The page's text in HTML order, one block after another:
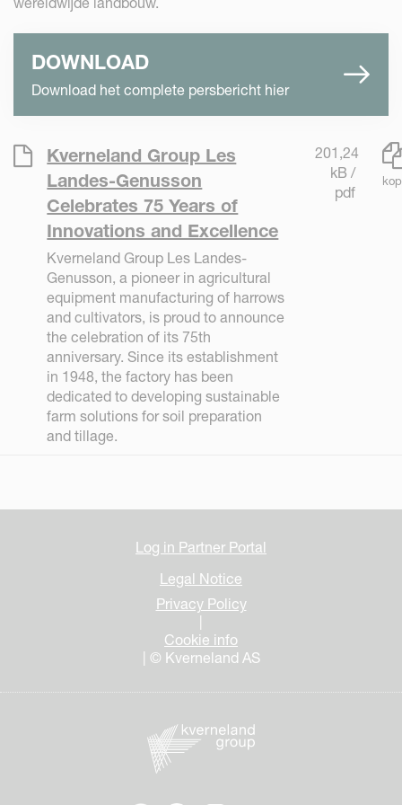
DOWNLOAD
Download het complete persbericht hier
Kverneland Group Les
Landes-Genusson
Celebrates 75 Years of
Innovations and Excellence
Kverneland Group Les Landes-
Genusson, a pioneer in agricultural
equipment manufacturing of harrows
and cultivators, is proud to announce
the celebration of its 75th
anniversary. Since its establishment
in 1948, the factory has been
dedicated to developing sustainable
farm solutions for soil preparation
and tillage.
201,24
kB /
pdf
Log in Partner Portal
Legal Notice
Privacy Policy
Cookie info
| © Kverneland AS